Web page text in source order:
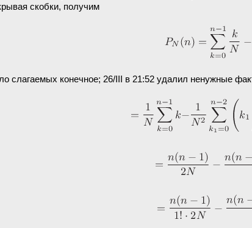
скобки, получим
слагаемых конечное; 26/III в 21:52 удалил ненужные